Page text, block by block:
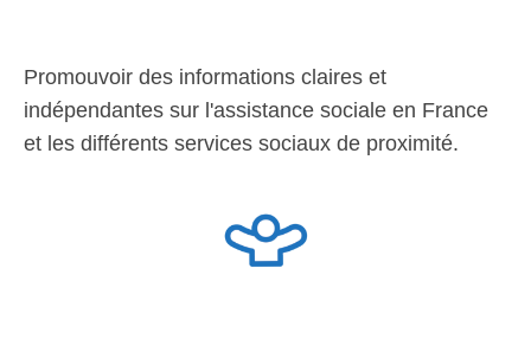
Promouvoir des informations claires et
indépendantes sur l'assistance sociale en France
et les différents services sociaux de proximité.